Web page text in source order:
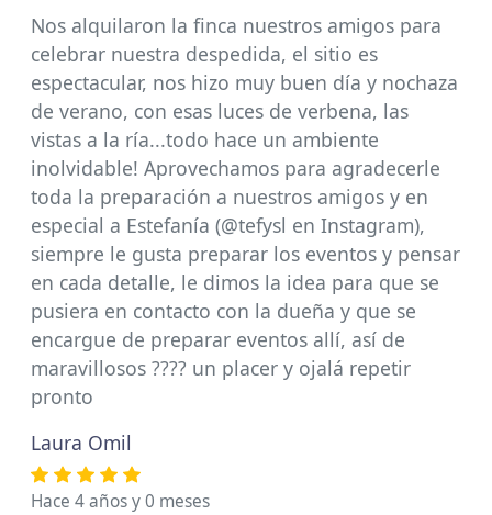
Nos alquilaron la finca nuestros amigos para
celebrar nuestra despedida, el sitio es
espectacular, nos hizo muy buen día y nochaza
de verano, con esas luces de verbena, las
vistas a la ría...todo hace un ambiente
inolvidable! Aprovechamos para agradecerle
toda la preparación a nuestros amigos y en
especial a Estefanía (@tefysl en Instagram),
siempre le gusta preparar los eventos y pensar
en cada detalle, le dimos la idea para que se
pusiera en contacto con la dueña y que se
encargue de preparar eventos allí, así de
maravillosos ???? un placer y ojalá repetir
pronto
Laura Omil
Hace 4 años y 0 meses